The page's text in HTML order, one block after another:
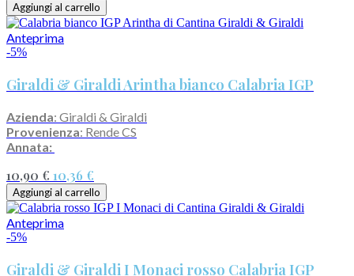
Aggiungi al carrello
Anteprima
-5%
Giraldi & Giraldi Arintha bianco Calabria IGP
Azienda: Giraldi & Giraldi
Provenienza: Rende CS
Annata:
10,90 € 10,36 €
Aggiungi al carrello
Anteprima
-5%
Giraldi & Giraldi I Monaci rosso Calabria IGP